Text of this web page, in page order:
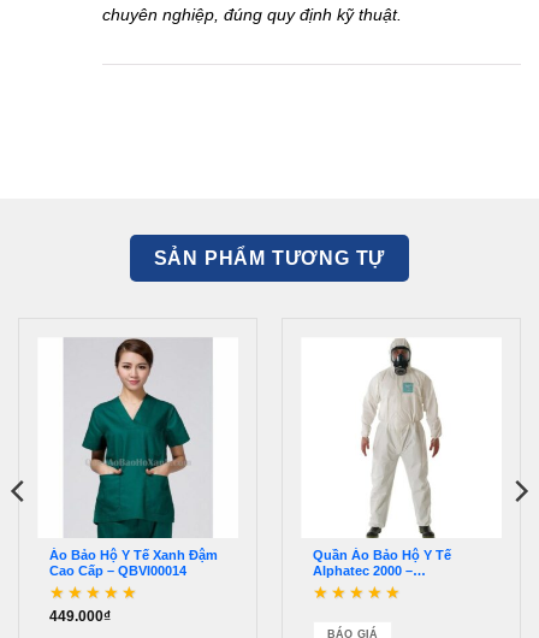
chuyên nghiệp, đúng quy định kỹ thuật.
SẢN PHẨM TƯƠNG TỰ
Áo Bảo Hộ Y Tế Xanh Đậm
Cao Cấp – QBVI00014
Được xếp hạng
449.000₫
Quần Áo Bảo Hộ Y Tế
Alphatec 2000 –
QQPS00050
BÁO GIÁ